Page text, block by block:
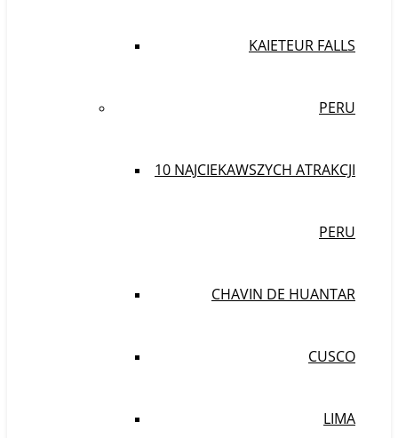
KAIETEUR FALLS
PERU
10 NAJCIEKAWSZYCH ATRAKCJI
PERU
CHAVIN DE HUANTAR
CUSCO
LIMA